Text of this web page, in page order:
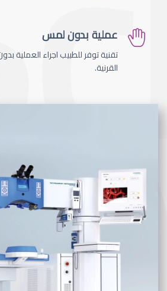
عملية بدون لمس
تقنية توفر للطبيب اجراء العملية
القرنية.